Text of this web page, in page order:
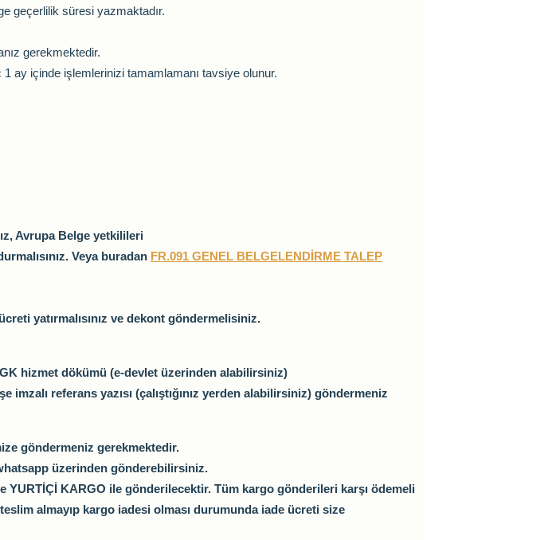
geçerlilik süresi yazmaktadır.
gerekmektedir.
ay içinde işlemlerinizi tamamlamanı tavsiye olunur.
Avrupa Belge yetkilileri
Veya buradan FR.091 GENEL BELGELENDİRME TALEP
yatırmalısınız ve dekont göndermelisiniz.
hizmet dökümü (e-devlet üzerinden alabilirsiniz)
imzalı referans yazısı (çalıştığınız yerden alabilirsiniz) göndermeniz
göndermeniz gerekmektedir.
üzerinden gönderebilirsiniz.
KARGO ile gönderilecektir. Tüm kargo gönderileri karşı ödemeli
almayıp kargo iadesi olması durumunda iade ücreti size